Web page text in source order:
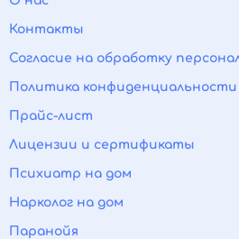
Контакты
Согласие на обработку
Политика конфиденциальности
Прайс-лист
Лицензии и сертификаты
Психиатр на дом
Нарколог на дом
Паранойя